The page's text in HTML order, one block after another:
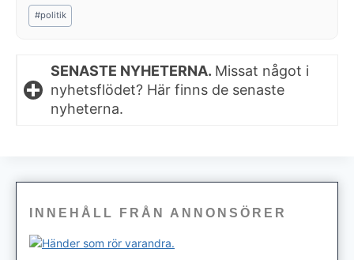
Post
Tags:
#politik
SENASTE NYHETERNA. Missat något i
nyhetsflödet? Här finns de senaste
nyheterna.
INNEHÅLL FRÅN ANNONSÖRER